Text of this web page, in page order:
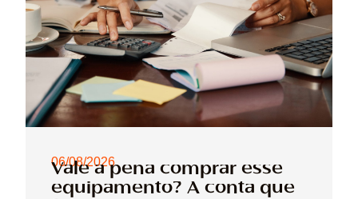
06/08/2026
Vale a pena comprar esse
equipamento? A conta que